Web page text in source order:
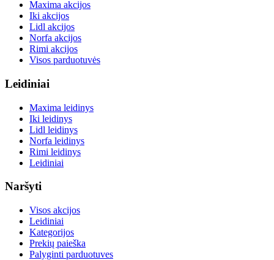
Maxima akcijos
Iki akcijos
Lidl akcijos
Norfa akcijos
Rimi akcijos
Visos parduotuvės
Leidiniai
Maxima leidinys
Iki leidinys
Lidl leidinys
Norfa leidinys
Rimi leidinys
Leidiniai
Naršyti
Visos akcijos
Leidiniai
Kategorijos
Prekių paieška
Palyginti parduotuves